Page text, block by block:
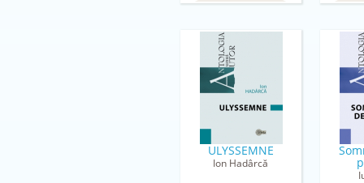
ULYSSEMNE
Ion Hadârcă